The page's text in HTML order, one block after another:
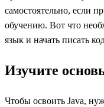
самостоятельно, если
обучению. Вот что
язык и начать писать
Изучите
Чтобы освоить Java,